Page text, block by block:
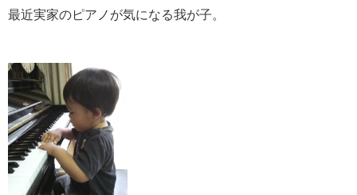
最近実家のピアノが気になる我が子。